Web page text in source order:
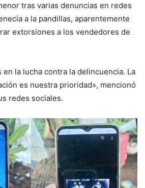
tras varias denuncias en redes
a la pandillas, aparentemente
extorsiones a los vendedores de
la lucha contra la delincuencia. La
es nuestra prioridad», mencionó
redes sociales.